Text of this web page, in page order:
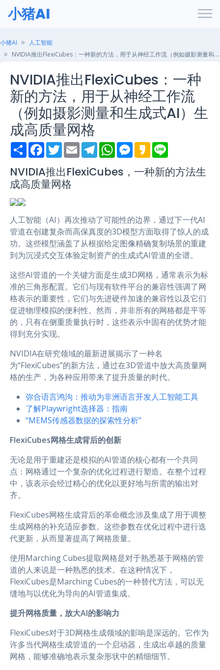
小猪AI
小猪AI
人工智能
NVIDIA推出FlexiCubes：一种新的方法，用于从神经工作流（例如摄影测量和生成式AI）生成高质量网格
NVIDIA推出FlexiCubes：一种
新的方法，用于从神经工作流
（例如摄影测量和生成式AI）生
成高质量网格
S
h
r
e
F
a
e
b
o
T
w
t
t
e
E
m
i
l
T
e
e
g
W
h
t
s
M
e
s
K
a
a
o
e
NVIDIA推出FlexiCubes，一种新的方法生
成高质量网格
人工智能（AI）再次推动了可能性的边界，通过下一代AI
管道在创建复杂而高保真度的3D模型方面取得了惊人的成
功。这些模型涵盖了从根据给定图像精确复制场景的重建
到为沉浸式交互体验定制资产的生成式AI管道的全谱。
这些AI管道的一个关键方面是生成3D网格，通常表示为标
准的三角形配置。它们与现有软件平台的兼容性强调了网
格表示的重要性，它们与先进硬件加速的兼容性以及它们
促进物理模拟的便利性。然而，并非所有的网格都是平等
的，只有在侧重质量执行时，这些表示中固有的优势才能
得到充分实现。
NVIDIA在研究领域的最新进展揭示了一种名
为“FlexiCubes”的新方法，通过在3D管道中放大高质量网
格的生产，为各种应用带来了提升质量的时代。
弥合语言鸿沟：推动为非洲语言开发人工智能工具
了解Playwright选择器：指南
“MEMS传感器数据的探索性分析”
FlexiCubes网格生成背后的创新
无论是用于重建还是模拟的AI管道的核心都有一个共同
点：网格通过一个复杂的优化过程进行塑造。在整个过程
中，该表示会经过精心的优化以更好地与所需的输出对
齐。
FlexiCubes网格生成背后的革命概念涉及集成了用于调整
生成网格的补充适应参数。这些参数在优化过程中进行迭
代更新，从而显著提高了网格质量。
使用Marching Cubes提取网格是对于熟悉基于网格的管
道的人来说是一种熟悉的技术。在这种情况下，
FlexiCubes是Marching Cubes的一种替代方法，可以无
缝地与以优化为导向的AI管道集成。
提升网格质量，放大AI的影响力
FlexiCubes对于3D网格生成领域的影响是深远的。它作为
许多当代网格生成管道的一个启动器，生成出卓越的质量
网格，能够准确地表示复杂形状中的精细细节。